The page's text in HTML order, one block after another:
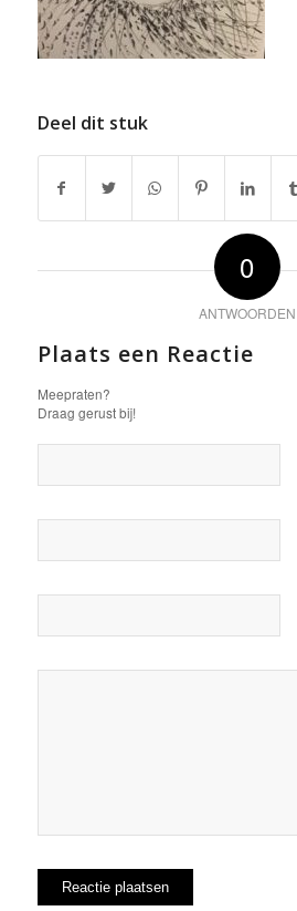
Deel dit stuk
0
ANTWOORDEN
Plaats een Reactie
Meepraten?
Draag gerust bij!